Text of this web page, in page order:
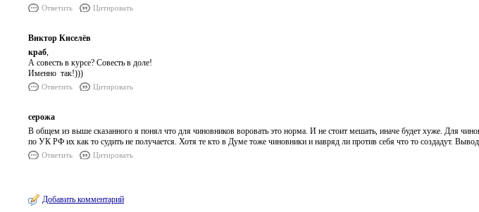
Ответить Цитировать
Виктор Киселёв
краб,
А совесть в курсе? Совесть в доле!
Именно так!)))
Ответить Цитировать
серожа
В общем из выше сказанного я понял что для чиновников воровать это норма. И не стоит мешать, иначе будет хуже. Для
по УК РФ их как то судить не получается. Хотя те кто в Думе тоже чиновники и навряд ли против себя что то создадут.
Ответить Цитировать
Добавить комментарий